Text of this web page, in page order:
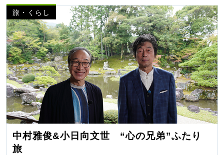
旅・くらし
中村雅俊&小日向文世 “心の兄弟”ふたり
旅